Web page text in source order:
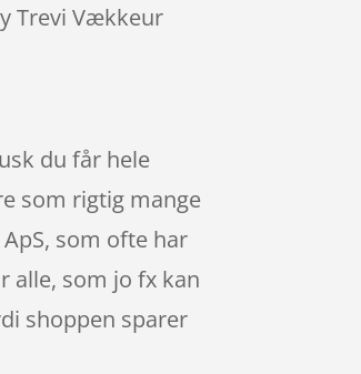
Trevi Vækkeur
du får hele
som rigtig mange
som ofte har
alle, som jo fx kan
shoppen sparer